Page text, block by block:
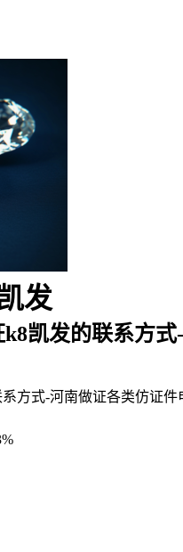
发
凯发的联系方
方式-河南做证各类仿证件